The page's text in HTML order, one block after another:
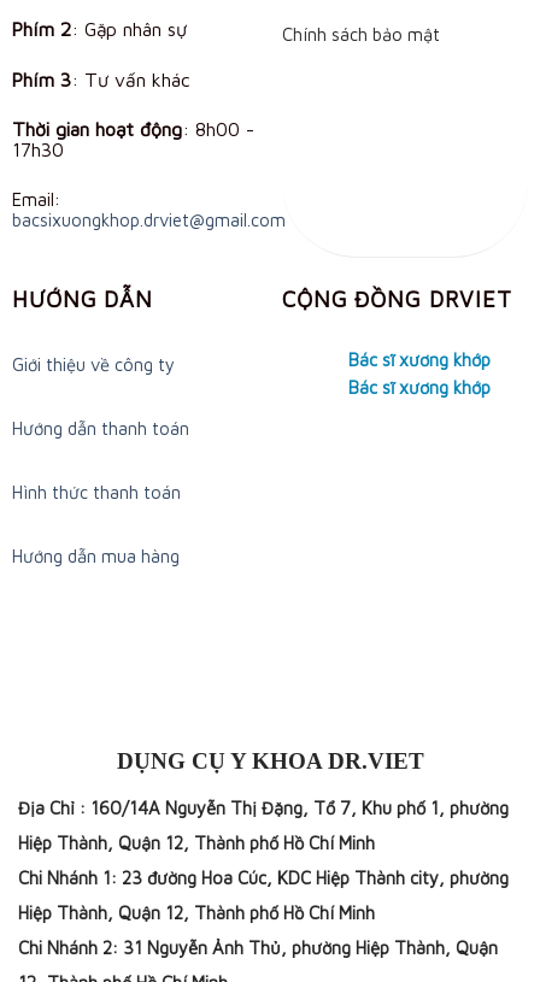
Phím 2: Gặp nhân sự
Phím 3: Tư vấn khác
Thời gian hoạt động: 8h00 -
17h30
Email:
bacsixuongkhop.drviet@gmail.com
Chính sách bảo mật
HƯỚNG DẪN
Giới thiệu về công ty
Hướng dẫn thanh toán
Hình thức thanh toán
Hướng dẫn mua hàng
CỘNG ĐỒNG DRVIET
Bác sĩ xương khớp
Bác sĩ xương khớp
DỤNG CỤ Y KHOA DR.VIET
Địa Chỉ : 160/14A Nguyễn Thị Đặng, Tổ 7, Khu phố 1, phường
Hiệp Thành, Quận 12, Thành phố Hồ Chí Minh
Chi Nhánh 1: 23 đường Hoa Cúc, KDC Hiệp Thành city, phường
Hiệp Thành, Quận 12, Thành phố Hồ Chí Minh
Chi Nhánh 2: 31 Nguyễn Ảnh Thủ, phường Hiệp Thành, Quận